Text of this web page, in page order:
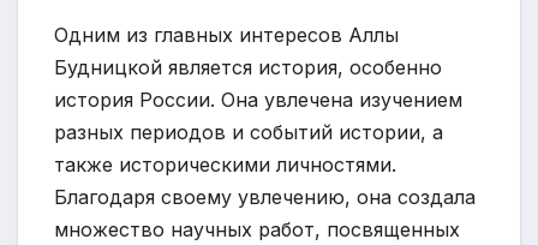
Одним из главных интересов Аллы
Будницкой является история, особенно
история России. Она увлечена изучением
разных периодов и событий истории, а
также историческими личностями.
Благодаря своему увлечению, она создала
множество научных работ, посвященных